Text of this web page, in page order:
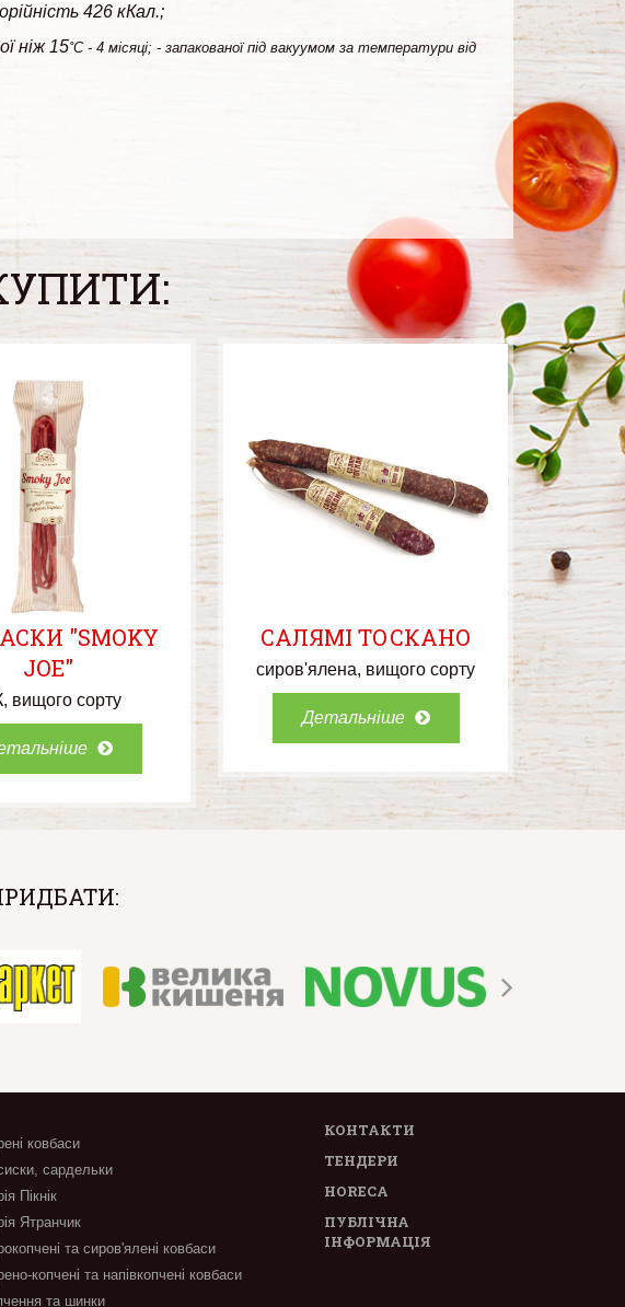
426 кКал.;
ніж 15˚С - 4 місяці; - запакованої під вакуумом за температури від
"SMOKY
JOE"
вищого сорту
САЛЯМІ ТОСКАНО
сиров'ялена вищого сорту
Детальніше
ковбаси
сардельки
Пікнік
Ятранчик
та сиров'ялені ковбаси
копчені та напівкопчені ковбаси
та шинки
КОНТАКТИ
ТЕНДЕРИ
HORECA
ПУБЛІЧНА
ІНФОРМАЦІЯ